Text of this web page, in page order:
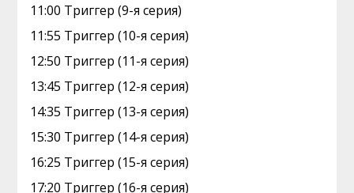
11:00 Триггер (9-я серия)
11:55 Триггер (10-я серия)
12:50 Триггер (11-я серия)
13:45 Триггер (12-я серия)
14:35 Триггер (13-я серия)
15:30 Триггер (14-я серия)
16:25 Триггер (15-я серия)
17:20 Триггер (16-я серия)